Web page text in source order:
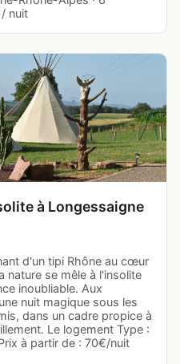
nuit
à Longessaigne
d'un tipi Rhône au cœur
nature se mêle à l'insolite
inoubliable. Aux
nuit magique sous les
dans un cadre propice à
Le logement Type :
à partir de : 70€/nuit